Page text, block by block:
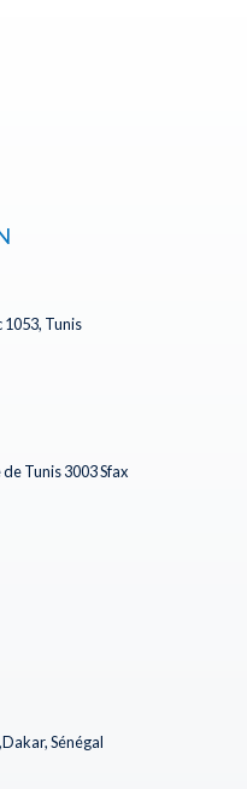
1053, Tunis
Tunis 3003 Sfax
Sénégal